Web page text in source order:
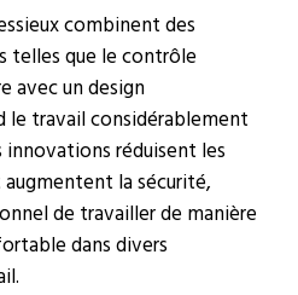
combinent des
telles que le contrôle
avec un design
le travail considérablement
innovations réduisent les
la sécurité,
de travailler de manière
dans divers